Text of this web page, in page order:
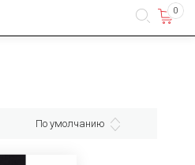
0
По умолчанию